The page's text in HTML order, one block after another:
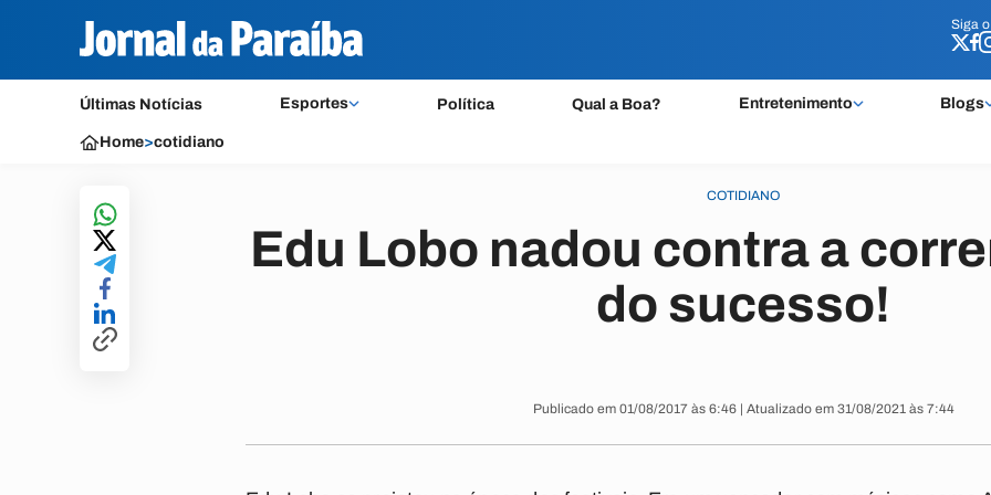
Siga o
Últimas Notícias Esportes Política Qual a Boa? Entretenimento Blogs
Siga o
Home>cotidiano
COTIDIANO
Edu Lobo nadou contra a
do sucesso!
Publicado em 01/08/2017 às 6:46 | Atualizado em 31/08/2021 às 7:44